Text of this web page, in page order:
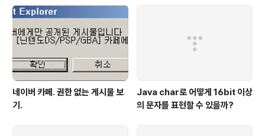
네이버 카페. 권한 없는 게시물 보
기.
Java char로 어떻게 16bit 이상
의 문자를 표현할 수 있을까?